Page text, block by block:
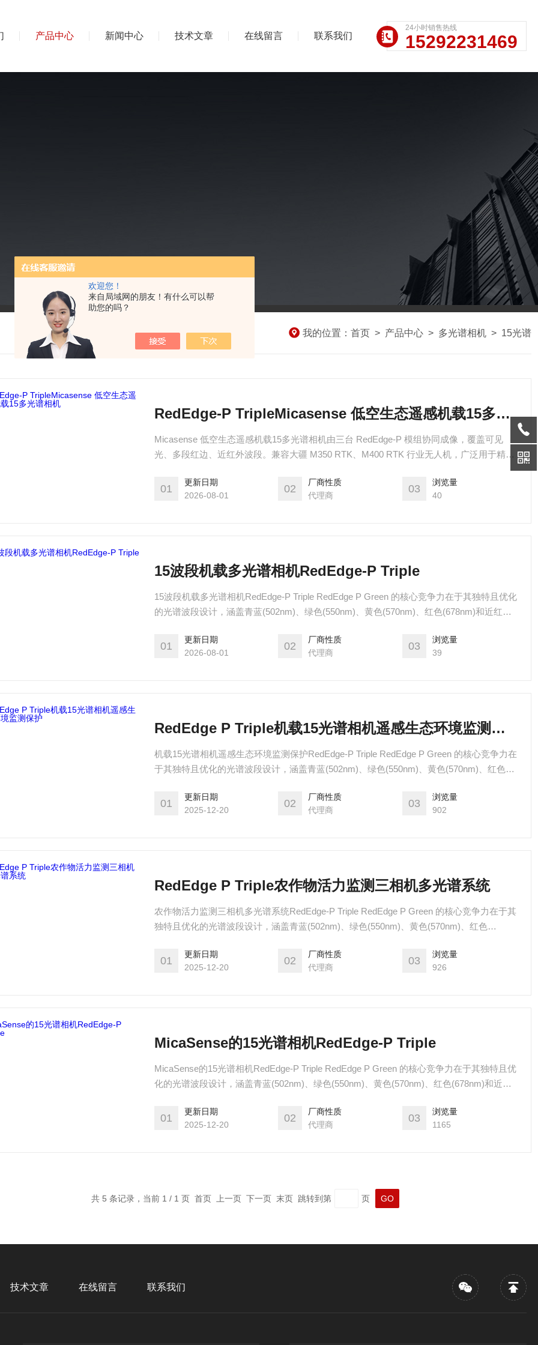
欢迎您！
来自局域网的朋友！有什么可以帮
助您的吗？
产品中心 新闻中心 技术文章 在线留言 联系我们
24小时销售热线
15292231469
我的位置： 首页 > 产品中心 > 多光谱相机 > 15光谱
RedEdge-P TripleMicasense 低空生态遥感机载15多光谱相机
Micasense 低空生态遥感机载15多光谱相机由三台 RedEdge-P 模组协同成像，覆盖可见
光、多段红边、近红外波段。兼容大疆 M350 RTK、M400 RTK 行业无人机，广泛用于精准
农业、植被表型科研、森林碳汇调查、湿地水体监测、矿山生态修复等低空遥感项目，可计
算 NDVI、PRI、ARI、CRI 等多种植被生理指数。
01
更新日期
2026-08-01
02
厂商性质
代理商
03
浏览量
40
15波段机载多光谱相机RedEdge-P Triple
15波段机载多光谱相机RedEdge-P Triple RedEdge P Green 的核心竞争力在于其独特且优化
的光谱波段设计，涵盖青蓝(502nm)、绿色(550nm)、黄色(570nm)、红色(678nm)和近红外
作物监测提供多维度、深层次的理解。
01
更新日期
2026-08-01
02
厂商性质
代理商
03
浏览量
39
RedEdge P Triple机载15光谱相机遥感生态环境监测保护
机载15光谱相机遥感生态环境监测保护RedEdge-P Triple RedEdge P Green 的核心竞争力在
于其独特且优化的光谱波段设计，涵盖青蓝(502nm)、绿色(550nm)、黄色(570nm)、红色
个波段的数据，为作物监测提供多维度、深层次的理解。
01
更新日期
2025-12-20
02
厂商性质
代理商
03
浏览量
902
RedEdge P Triple农作物活力监测三相机多光谱系统
农作物活力监测三相机多光谱系统RedEdge-P Triple RedEdge P Green 的核心竞争力在于其
独特且优化的光谱波段设计，涵盖青蓝(502nm)、绿色(550nm)、黄色(570nm)、红色
个波段的数据，为作物监测提供多维度、深层次的理解。
01
更新日期
2025-12-20
02
厂商性质
代理商
03
浏览量
926
MicaSense的15光谱相机RedEdge-P Triple
MicaSense的15光谱相机RedEdge-P Triple RedEdge P Green 的核心竞争力在于其独特且优
化的光谱波段设计，涵盖青蓝(502nm)、绿色(550nm)、黄色(570nm)、红色(678nm)和近红
为作物监测提供多维度、深层次的理解。
01
更新日期
2025-12-20
02
厂商性质
代理商
03
浏览量
1165
共 5 条记录，当前 1 / 1 页 首页 上一页 下一页 末页 跳转到第 页
技术文章 在线留言 联系我们